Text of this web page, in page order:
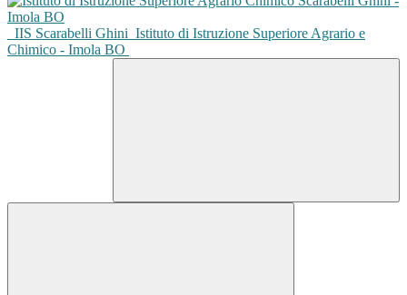
IIS Scarabelli Ghini Istituto di Istruzione Superiore Agrario e
Chimico - Imola BO